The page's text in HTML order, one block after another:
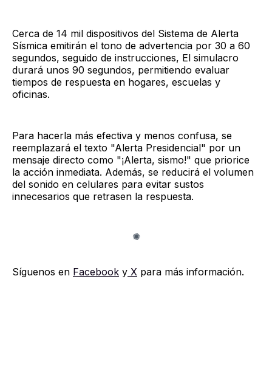
Cerca de 14 mil dispositivos del Sistema de Alerta
Sísmica emitirán el tono de advertencia por 30 a 60
segundos, seguido de instrucciones, El simulacro
durará unos 90 segundos, permitiendo evaluar
tiempos de respuesta en hogares, escuelas y
oficinas.
Para hacerla más efectiva y menos confusa, se
reemplazará el texto "Alerta Presidencial" por un
mensaje directo como "¡Alerta, sismo!" que priorice
la acción inmediata. Además, se reducirá el volumen
del sonido en celulares para evitar sustos
innecesarios que retrasen la respuesta.
Síguenos en Facebook y X para más información.